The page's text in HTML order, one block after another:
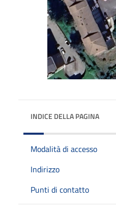
INDICE DELLA PAGINA
Modalità di accesso
Indirizzo
Punti di contatto